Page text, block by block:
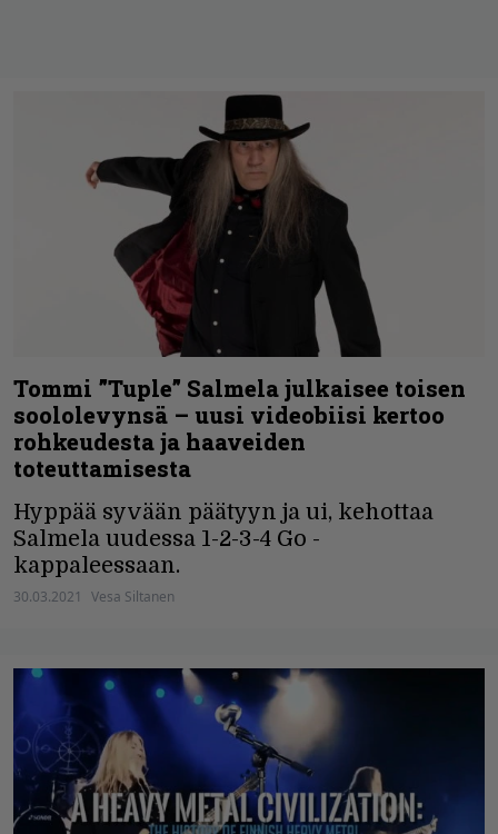
Tommi ”Tuple” Salmela julkaisee toisen
soololevynsä – uusi videobiisi kertoo
rohkeudesta ja haaveiden
toteuttamisesta
Hyppää syvään päätyyn ja ui, kehottaa
Salmela uudessa 1-2-3-4 Go -
kappaleessaan.
30.03.2021 Vesa Siltanen